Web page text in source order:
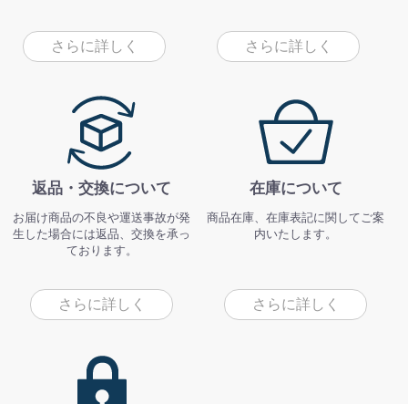
さらに詳しく さらに詳しく
返品・交換について
お届け商品の不良や運送事故が発
生した場合には返品、交換を承っ
ております。
さらに詳しく
在庫について
商品在庫、在庫表記に関してご案
内いたします。
さらに詳しく